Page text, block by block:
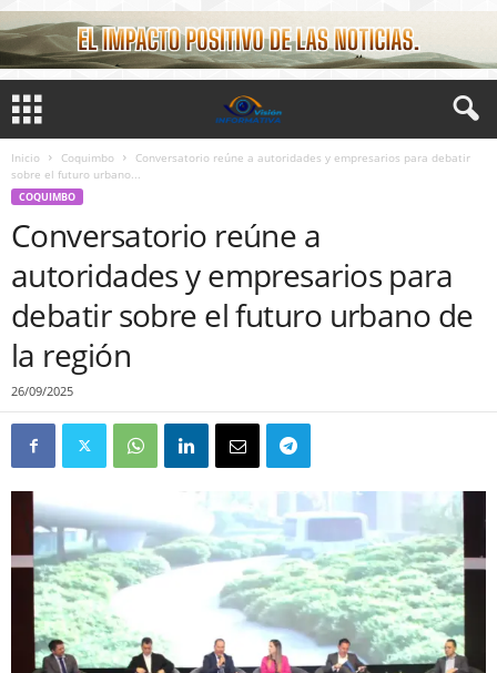
Inicio Coquimbo
Conversatorio reúne a autoridades y empresarios para debatir
sobre el futuro urbano...
COQUIMBO
Conversatorio reúne a
autoridades y empresarios para
debatir sobre el futuro urbano de
la región
26/09/2025